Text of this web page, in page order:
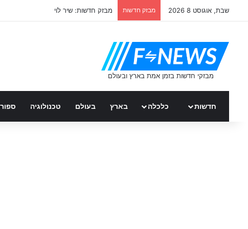
שבת, אוגוסט 8 2026 מבזק חדשות מבזק חדשות: שיר לוי
חדשות כלכלה בארץ בעולם טכנולוגיה